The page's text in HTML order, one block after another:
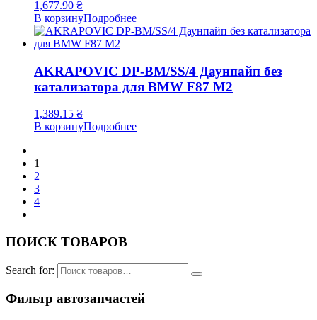
1,677.90 ₴
В корзинуПодробнее
AKRAPOVIC DP-BM/SS/4 Даунпайп без
катализатора для BMW F87 M2
1,389.15 ₴
В корзинуПодробнее
1
2
3
4
ПОИСК ТОВАРОВ
Search for:
Фильтр автозапчастей